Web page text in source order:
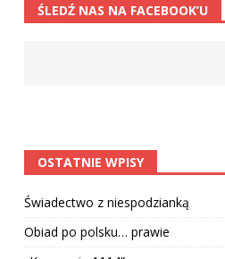
ŚLEDŹ NAS NA FACEBOOK’U
OSTATNIE WPISY
Świadectwo z niespodzianką
Obiad po polsku… prawie